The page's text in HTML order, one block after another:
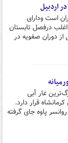
اردبیل
است ودارای
درفصل تابستان
دوران صفویه در
غار آبی
استان کرمانشاه قرار دارد.
روانسر پاوه جای گرفته